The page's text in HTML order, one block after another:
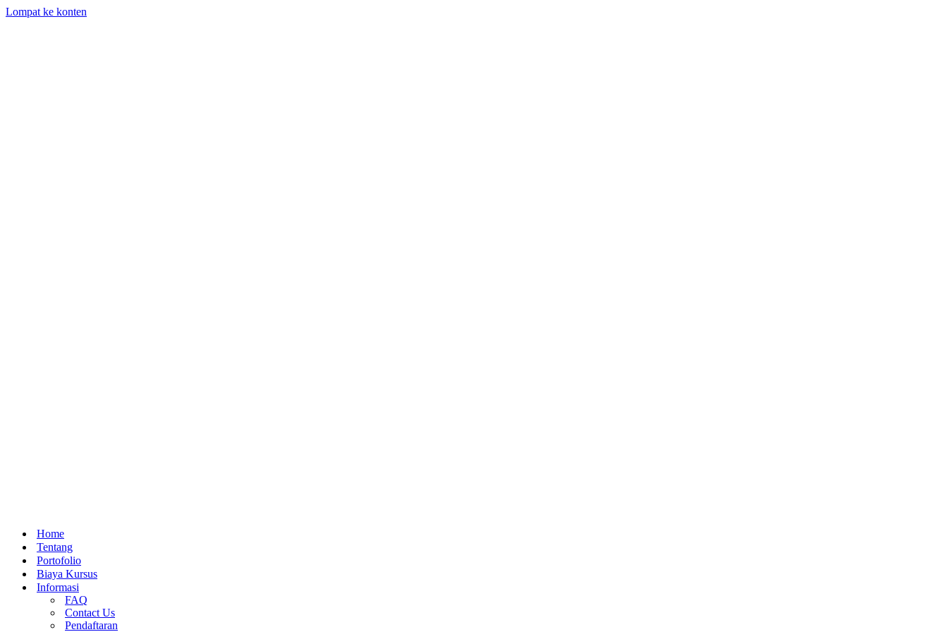
Lompat ke konten
Home
Tentang
Portofolio
Biaya Kursus
Informasi
FAQ
Contact Us
Pendaftaran